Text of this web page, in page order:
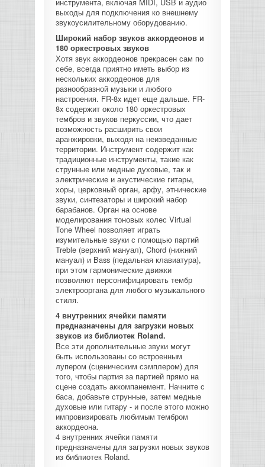
выходы для подключения ко внешнему
звукоусилительному оборудованию.
Широкий набор звуков аккордеонов и
180 оркестровых звуков
Хотя звук аккордеонов прекрасен сам по
себе, всегда приятно иметь выбор из
нескольких аккордеонов для
разнообразной музыки и любого
настроения. FR-8x идет еще дальше. FR-
8x содержит около 180 оркестровых
тембров и звуков перкуссии, что дает
возможность расширить свои
аранжировки, выходя на неизведанные
территории. Инструмент содержит как
традиционные инструменты, такие как
струнные или медные духовые, так и
электрические и акустические гитары,
хоры, церковный орган, арфу, этнические
звуки, синтезаторы и широкий набор
барабанов. Орган на основе
моделирования тоновых колес Virtual
Tone Wheel позволяет играть
изумительные звуки с помощью партий
Treble (верхний мануал), Chord (нижний
мануал) и Bass (педальная клавиатура),
при этом гармонические движки
позволяют персонифицировать тембр
электрооргана для любого музыкального
стиля.
4 внутренних ячейки памяти
предназначены для загрузки новых
звуков из библиотек Roland.
Все эти дополнительные звуки могут
быть использованы со встроенным
лупером (сценическим сэмплером) для
того, чтобы партия за партией прямо на
сцене создать аккомпанемент. Начните с
баса, добавьте струнные, затем медные
духовые или гитару - и после этого можно
импровизировать любимым тембром
аккордеона.
4 внутренних ячейки памяти
предназначены для загрузки новых звуков
из библиотек Roland.